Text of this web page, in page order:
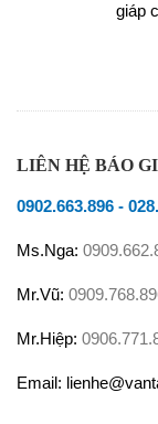
giáp
LIÊN HỆ BÁO
0902.663.896 -
Ms.Nga:
Mr.Vũ:
Mr.Hiệp:
Email: